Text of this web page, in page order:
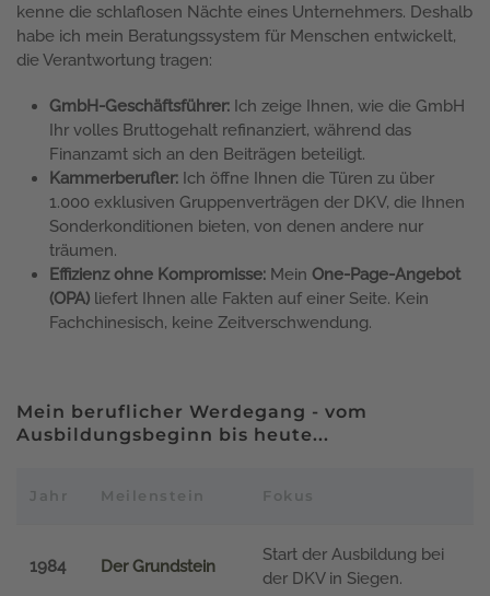
kenne die schlaflosen Nächte eines Unternehmers. Deshalb
habe ich mein Beratungssystem für Menschen entwickelt,
die Verantwortung tragen:
GmbH-Geschäftsführer: Ich zeige Ihnen, wie die GmbH
Ihr volles Bruttogehalt refinanziert, während das
Finanzamt sich an den Beiträgen beteiligt.
Kammerberufler: Ich öffne Ihnen die Türen zu über
1.000 exklusiven Gruppenverträgen der DKV, die Ihnen
Sonderkonditionen bieten, von denen andere nur
träumen.
Effizienz ohne Kompromisse: Mein One-Page-Angebot
(OPA) liefert Ihnen alle Fakten auf einer Seite. Kein
Fachchinesisch, keine Zeitverschwendung.
Mein beruflicher Werdegang - vom
Ausbildungsbeginn bis heute...
Jahr Meilenstein Fokus
1984 Der Grundstein
Start der Ausbildung bei
der DKV in Siegen.